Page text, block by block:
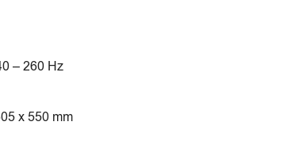
– 260 Hz
x 550 mm